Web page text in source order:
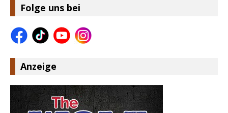
Folge uns bei
Anzeige